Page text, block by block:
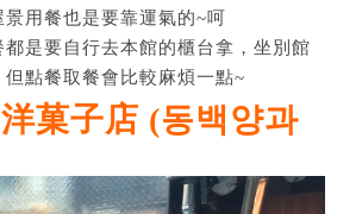
用餐也是要靠運氣的~呵
是要自行去本館的櫃台拿，坐別館
點餐取餐會比較麻煩一點~
菓子店 (동백양과